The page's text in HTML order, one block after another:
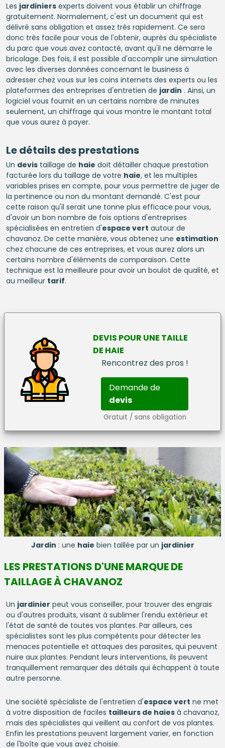
Les jardiniersexperts doivent vous établir un chiffrage
gratuitement. Normalement, c'est un document qui est
délivré sans obligation et assez très rapidement. Ce sera
donc très facile pour vous de l'obtenir, auprès du spécialiste
du parc que vous avez contacté, avant qu'il ne démarre le
bricolage. Des fois, il est possible d'accomplir une simulation
avec les diverses données concernant le business à
adresser chez vous sur les coins internets des experts ou les
plateformes des entreprises d'entretien de jardin . Ainsi, un
logiciel vous fournit en un certains nombre de minutes
seulement, un chiffrage qui vous montre le montant total
que vous aurez à payer.
Le détails des prestations
Un devistaillage de haie doit détailler chaque prestation
facturée lors du taillage de votre haie, et les multiples
variables prises en compte, pour vous permettre de juger de
la pertinence ou non du montant demandé. C'est pour
cette raison qu'il serait une tonne plus efficace pour vous,
d'avoir un bon nombre de fois options d'entreprises
spécialisées en entretien d'espace vert autour de
chavanoz. De cette manière, vous obtenez une estimation
chez chacune de ces entreprises, et vous aurez alors un
certains nombre d'éléments de comparaison. Cette
technique est la meilleure pour avoir un boulot de qualité, et
au meilleur tarif.
DEVIS POUR UNE TAILLE
DE HAIE
Rencontrez des pros !
Demande de
devis
Gratuit / sans obligation
Jardin : une haie bien taillée par un jardinier
LES PRESTATIONS D'UNE MARQUE DE
TAILLAGE À CHAVANOZ
Un jardinier peut vous conseiller, pour trouver des engrais
ou d'autres produits, visant à sublimer l'rendu extérieur et
l'état de santé de toutes vos plantes. Par ailleurs, ces
spécialistes sont les plus compétents pour détecter les
menaces potentielle et attaques des parasites, qui peuvent
nuire aux plantes. Pendant leurs interventions, ils peuvent
tranquillement remarquer des détails qui échappent à toute
autre personne.
Une société spécialiste de l'entretien d'espace vert ne met
à votre disposition de faciles tailleurs de haiesà chavanoz,
mais des spécialistes qui veillent au confort de vos plantes.
Enfin les prestations peuvent largement varier, en fonction
de l'boîte que vous avez choisie.